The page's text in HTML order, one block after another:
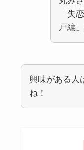
「失
戸編
興味がある人
ね！